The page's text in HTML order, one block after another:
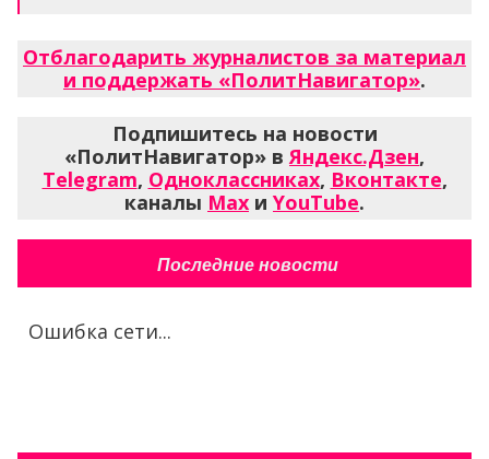
Отблагодарить журналистов за материал
и поддержать «ПолитНавигатор».
Подпишитесь на новости
«ПолитНавигатор» вЯндекс.Дзен,
Telegram, Одноклассниках, Вконтакте,
каналы Max и YouTube.
Последние новости
Ошибка сети...